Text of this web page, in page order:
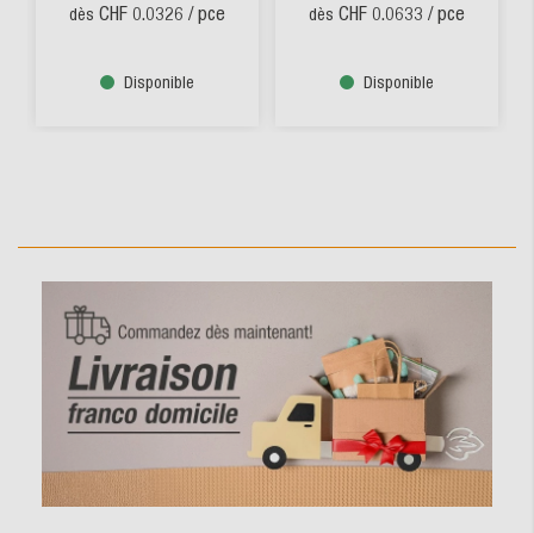
dès CHF 0.0326 / pce
Disponible
dès CHF 0.0633 / pce
Disponible